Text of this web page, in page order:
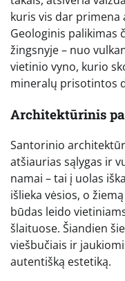
kuris vis dar primena
Geologinis palikimas
žingsnyje – nuo
vietinio vyno, kurio
mineralų prisotintos
Architektūrinis
Santorinio
atšiaurias sąlygas ir
namai – tai į uolas
išlieka vėsios, o
būdas leido
šlaituose. Šiandien
viešbučiais ir
autentišką estetiką.